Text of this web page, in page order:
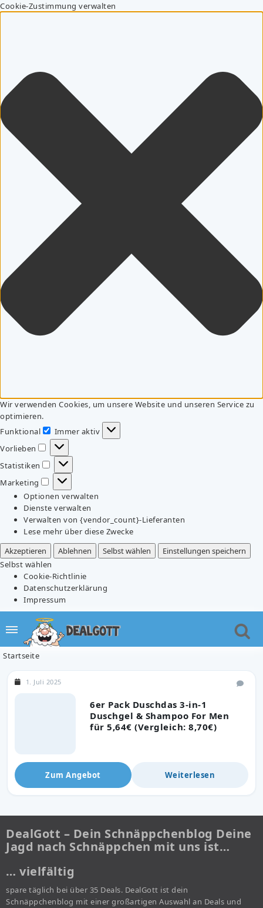
Cookie-Zustimmung verwalten
Wir verwenden Cookies, um unsere Website und unseren Service zu
optimieren.
Funktional
Funktional
Immer aktiv
Vorlieben
Vorlieben
Statistiken
Statistiken
Marketing
Marketing
Optionen verwalten
Dienste verwalten
Verwalten von {vendor_count}-Lieferanten
Lese mehr über diese Zwecke
Akzeptieren
Ablehnen Selbst wählen
Einstellungen speichern
Selbst wählen
Cookie-Richtlinie
Datenschutzerklärung
Impressum
Startseite
6er Pack Duschdas 3-in-1
Duschgel & Shampoo For Men
für 5,64€ (Vergleich: 8,70€)
1. Juli 2025
Zum Angebot Weiterlesen
DealGott – Dein Schnäppchenblog Deine
Jagd nach Schnäppchen mit uns ist…
… vielfältig
spare täglich bei über 35 Deals. DealGott ist dein
Schnäppchenblog mit einer großartigen Auswahl an Deals und